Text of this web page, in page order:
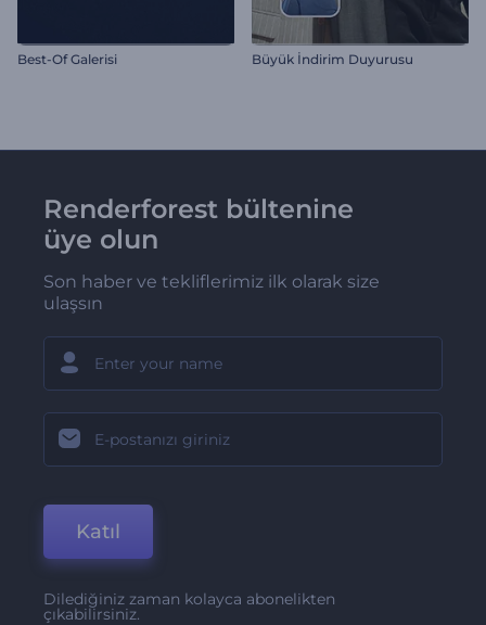
Best-Of Galerisi Büyük İndirim Duyurusu
Renderforest bültenine
üye olun
Son haber ve tekliflerimiz ilk olarak size
ulaşsın
Katıl
Dilediğiniz zaman kolayca abonelikten
çıkabilirsiniz.